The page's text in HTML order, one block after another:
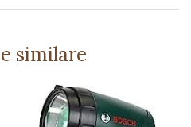
luminoase sigure pentru
similare